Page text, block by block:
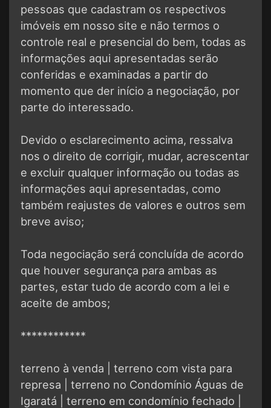
pessoas que cadastram os respectivos
imóveis em nosso site e não termos o
controle real e presencial do bem, todas as
informações aqui apresentadas serão
conferidas e examinadas a partir do
momento que der início a negociação, por
parte do interessado.
Devido o esclarecimento acima, ressalva
nos o direito de corrigir, mudar, acrescentar
e excluir qualquer informação ou todas as
informações aqui apresentadas, como
também reajustes de valores e outros sem
breve aviso;
Toda negociação será concluída de acordo
que houver segurança para ambas as
partes, estar tudo de acordo com a lei e
aceite de ambos;
************
terreno à venda | terreno com vista para
represa | terreno no Condomínio Águas de
Igaratá | terreno em condomínio fechado |